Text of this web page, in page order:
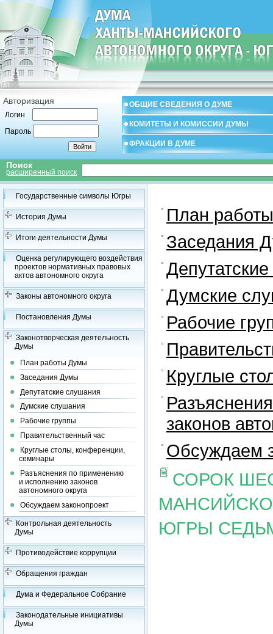
Авторизация
Логин
Пароль
ОБЩИЕ СВЕДЕНИЯ О ДУМЕ
КОМИТЕТЫ И КОМИССИИ ДУМЫ
ФРАКЦИИ В ДУМЕ
Поиск
расширенный поиск
Государственные символы Югры
История Думы
Итоги деятельности Думы
Оценка регулирующего воздействия
проектов нормативных правовых
актов автономного округа
Законы автономного округа
Постановления Думы
Законотворческая деятельность
Думы
План работы Думы
Заседания Думы
Депутатские слушания
Думские слушания
Рабочие группы
Правительственный час
Круглые столы, конференции,
семинары
Разъяснения по применению
и исполнению законов
автономного округа
Обсуждаем законопроект
Контрольная деятельность
Думы
Противодействие коррупции
Обращения граждан
Дума и Федеральное Собрание
Законодательные инициативы
Думы
План
Заседания
Думские
Рабочие
Круглые
законов
Обсуждаем
СОРОК
ЮГРЫ